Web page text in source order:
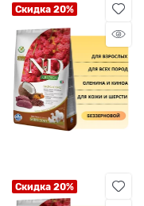
Скидка 20%
Скидка 20%